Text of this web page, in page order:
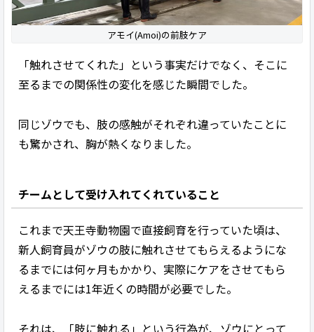
アモイ(Amoi)の前肢ケア
「触れさせてくれた」という事実だけでなく、そこに
至るまでの関係性の変化を感じた瞬間でした。
同じゾウでも、肢の感触がそれぞれ違っていたことに
も驚かされ、胸が熱くなりました。
チームとして受け入れてくれていること
これまで天王寺動物園で直接飼育を行っていた頃は、
新人飼育員がゾウの肢に触れさせてもらえるようにな
るまでには何ヶ月もかかり、実際にケアをさせてもら
えるまでには1年近くの時間が必要でした。